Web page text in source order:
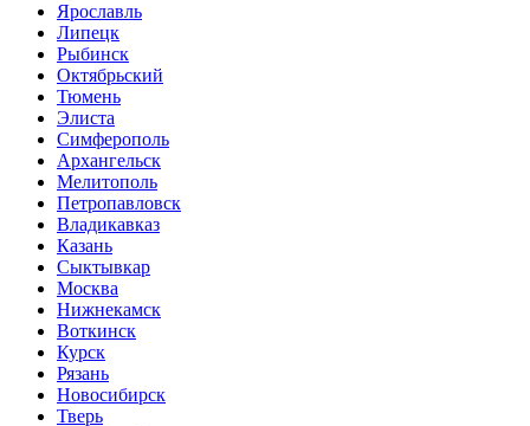
Ярославль
Липецк
Рыбинск
Октябрьский
Тюмень
Элиста
Симферополь
Архангельск
Мелитополь
Петропавловск
Владикавказ
Казань
Сыктывкар
Москва
Нижнекамск
Воткинск
Курск
Рязань
Новосибирск
Тверь